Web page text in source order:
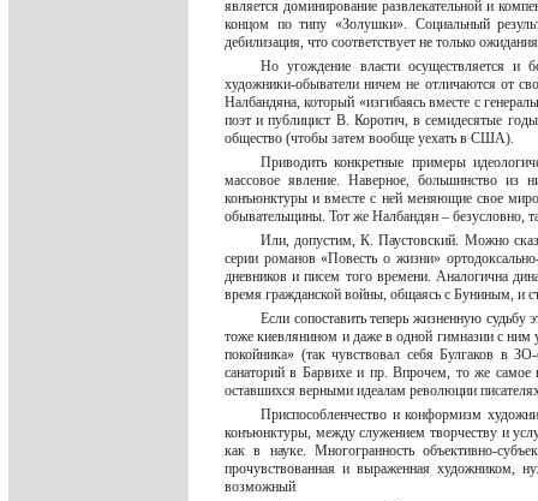
является доминирование развлекательной и
концом по типу «Золушки». Социальный
дебилизация, что соответствует не только
Но угождение власти осуществляется и
художники-обыватели ничем не отличаются от
Налбандяна, который «изгибаясь вместе с
поэт и публицист В. Коротич, в семидесятые
общество (чтобы затем вообще уехать в США).
Приводить конкретные примеры
массовое явление. Наверное, большинство из
конъюнктуры и вместе с ней меняющие свое
обывательщины. Тот же Налбандян – безусловно,
Или, допустим, К. Паустовский. Можно
серии романов «Повесть о жизни»
дневников и писем того времени. Аналогична
время гражданской войны, общаясь с Буниным, и
Если сопоставить теперь жизненную судьбу
тоже киевлянином и даже в одной гимназии с ним
покойника» (так чувствовал себя Булгаков в
санаторий в Барвихе и пр. Впрочем, то же самое
оставшихся верными идеалам революции
Приспособленчество и конформизм
конъюнктуры, между служением творчеству и
как в науке. Многогранность объективно-
прочувствованная и выраженная художником,
возможный